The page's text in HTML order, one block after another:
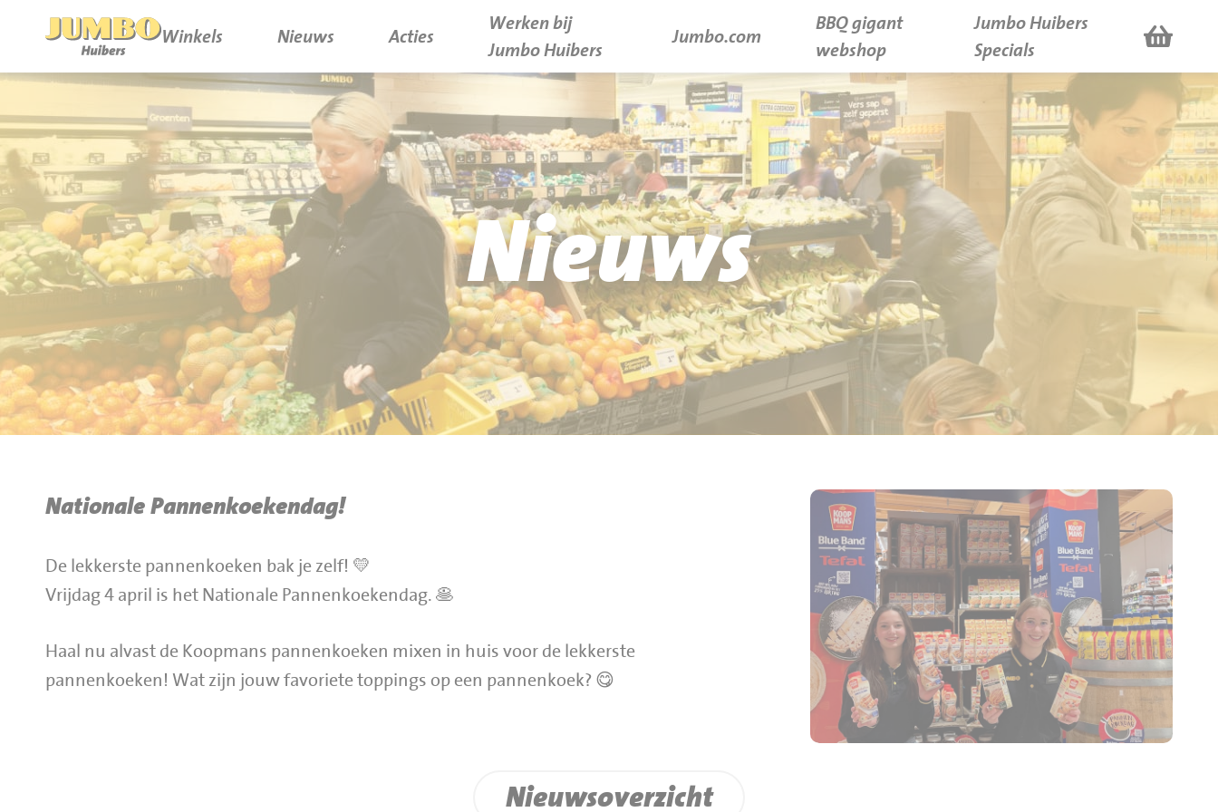
Winkels Nieuws Acties
Werken bij
Jumbo Huibers
Jumbo.com
BBQ gigant
webshop
Jumbo Huibers
Specials
P.W.A. Park
Bruïneplein
Petenbos
Nieuws
Acties
Werken bij Jumbo Huibers
Vacatures en Solliciteren
Werken en leren
Jumbo.com
BBQ gigant webshop
Nieuws
Nationale Pannenkoekendag!
De lekkerste pannenkoeken bak je zelf! 💛
Vrijdag 4 april is het Nationale Pannenkoekendag. 🥞
Haal nu alvast de Koopmans pannenkoeken mixen in huis voor de lekkerste
pannenkoeken! Wat zijn jouw favoriete toppings op een pannenkoek? 😋
Nieuwsoverzicht